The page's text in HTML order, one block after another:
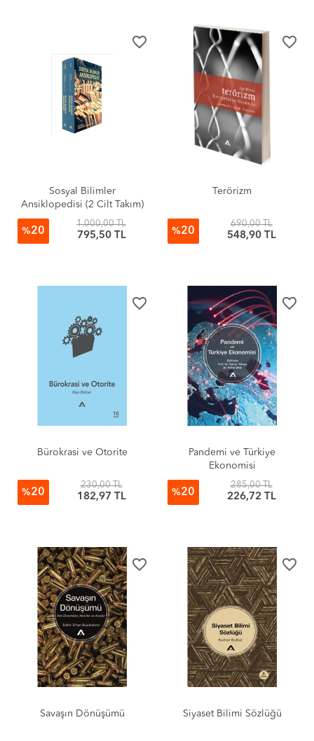
favorite_border
Sosyal Bilimler
Ansiklopedisi (2 Cilt Takım)
%20
1.000,00 TL
795,50 TL
favorite_border
Terörizm
%20
690,00 TL
548,90 TL
favorite_border
Bürokrasi ve Otorite
%20
230,00 TL
182,97 TL
favorite_border
Pandemi ve Türkiye
Ekonomisi
%20
285,00 TL
226,72 TL
favorite_border
Savaşın Dönüşümü
favorite_border
Siyaset Bilimi Sözlüğü